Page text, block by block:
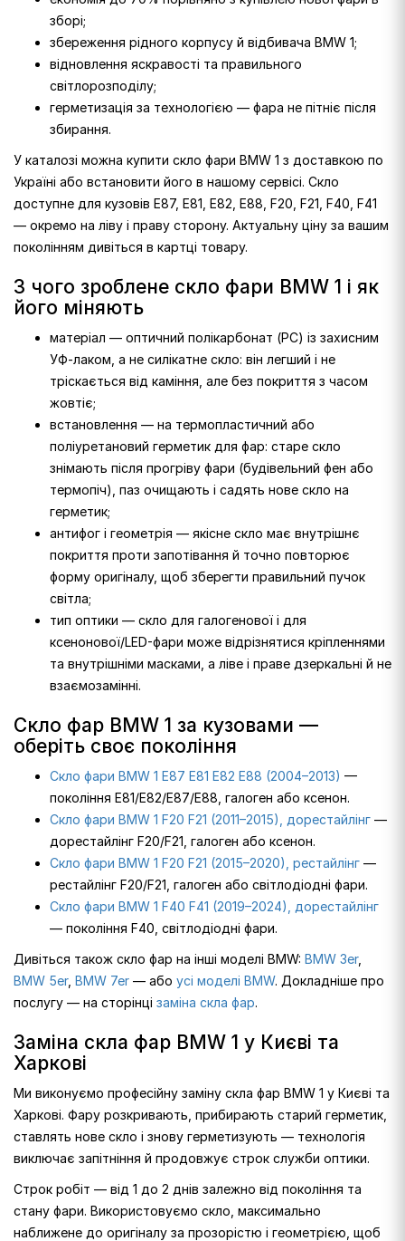
зборі;
збереження рідного корпусу й відбивача BMW 1;
відновлення яскравості та правильного
світлорозподілу;
герметизація за технологією — фара не пітніє після
збирання.
У каталозі можна купити скло фари BMW 1 з доставкою по
Україні або встановити його в нашому сервісі. Скло
доступне для кузовів E87, E81, E82, E88, F20, F21, F40, F41
— окремо на ліву і праву сторону. Актуальну ціну за вашим
поколінням дивіться в картці товару.
З чого зроблене скло фари BMW 1 і як
його міняють
матеріал — оптичний полікарбонат (PC) із захисним
УФ-лаком, а не силікатне скло: він легший і не
тріскається від каміння, але без покриття з часом
жовтіє;
встановлення — на термопластичний або
поліуретановий герметик для фар: старе скло
знімають після прогріву фари (будівельний фен або
термопіч), паз очищають і садять нове скло на
герметик;
антифог і геометрія — якісне скло має внутрішнє
покриття проти запотівання й точно повторює
форму оригіналу, щоб зберегти правильний пучок
світла;
тип оптики — скло для галогенової і для
ксенонової/LED-фари може відрізнятися кріпленнями
та внутрішніми масками, а ліве і праве дзеркальні й не
взаємозамінні.
Скло фар BMW 1 за кузовами —
оберіть своє покоління
Скло фари BMW 1 E87 E81 E82 E88 (2004–2013) —
покоління E81/E82/E87/E88, галоген або ксенон.
Скло фари BMW 1 F20 F21 (2011–2015), дорестайлінг —
дорестайлінг F20/F21, галоген або ксенон.
Скло фари BMW 1 F20 F21 (2015–2020), рестайлінг —
рестайлінг F20/F21, галоген або світлодіодні фари.
Скло фари BMW 1 F40 F41 (2019–2024), дорестайлінг
— покоління F40, світлодіодні фари.
Дивіться також скло фар на інші моделі BMW: BMW 3er,
BMW 5er, BMW 7er — або усі моделі BMW. Докладніше про
послугу — на сторінці заміна скла фар.
Заміна скла фар BMW 1 у Києві та
Харкові
Ми виконуємо професійну заміну скла фар BMW 1 у Києві та
Харкові. Фару розкривають, прибирають старий герметик,
ставлять нове скло і знову герметизують — технологія
виключає запітніння й продовжує строк служби оптики.
Строк робіт — від 1 до 2 днів залежно від покоління та
стану фари. Використовуємо скло, максимально
наближене до оригіналу за прозорістю і геометрією, щоб